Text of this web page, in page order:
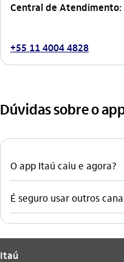
Central de
+55 11 4004 4828
Dúvidas sobre o
O app Itaú caiu e agora?
É seguro usar outros
Itaú